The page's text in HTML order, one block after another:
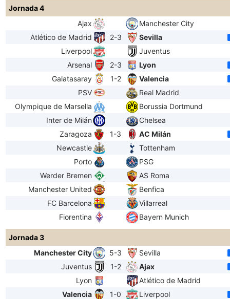
Jornada 4
Ajax
Manchester City
Atlético de Madrid
2-3
Sevilla
Liverpool
Juventus
Arsenal
2-3
Lyon
Galatasaray
1-2
Valencia
PSV
Real Madrid
Olympique de Marsella
Borussia Dortmund
Inter de Milán
Chelsea
Zaragoza
1-3
AC Milán
Newcastle
Tottenham
Porto
PSG
Werder Bremen
AS Roma
Manchester United
Benfica
FC Barcelona
Villarreal
Fiorentina
Bayern Munich
Jornada 3
Manchester City
5-3
Sevilla
Juventus
1-2
Ajax
Lyon
Atlético de Madrid
Valencia
1-0
Liverpool